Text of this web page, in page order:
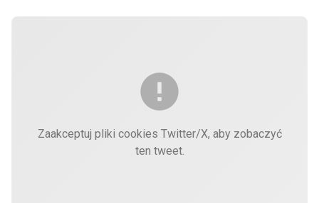
Zaakceptuj pliki cookies Twitter/X, aby zobaczyć
ten tweet.